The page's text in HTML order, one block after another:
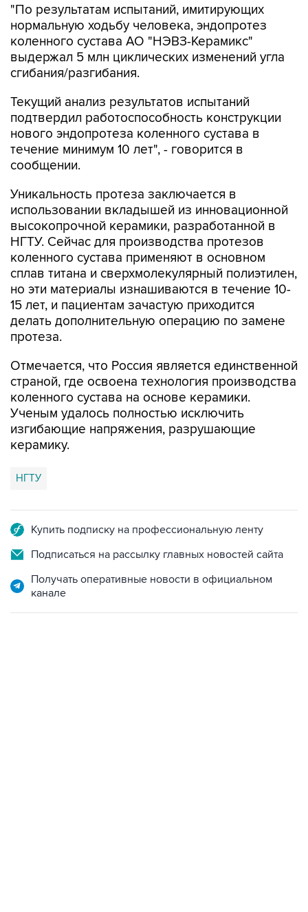
коленного сустава АО "НЭВЗ-Керамикс"
выдержал 5 млн циклических изменений угла
сгибания/разгибания.
Текущий анализ результатов испытаний
нового эндопротеза коленного сустава в
течение минимум 10 лет", - говорится в
сообщении.
Уникальность протеза заключается в
высокопрочной керамики, разработанной в
НГТУ. Сейчас для производства протезов
коленного сустава применяют в основном
сплав титана и сверхмолекулярный полиэтилен,
но эти материалы изнашиваются в течение 10-
15 лет, и пациентам зачастую приходится
делать дополнительную операцию по замене
протеза.
Отмечается, что Россия является единственной
коленного сустава на основе керамики.
Ученым удалось полностью исключить
изгибающие напряжения, разрушающие
керамику.
НГТУ
Подписаться на рассылку главных новостей сайта
Получать оперативные новости в официальном